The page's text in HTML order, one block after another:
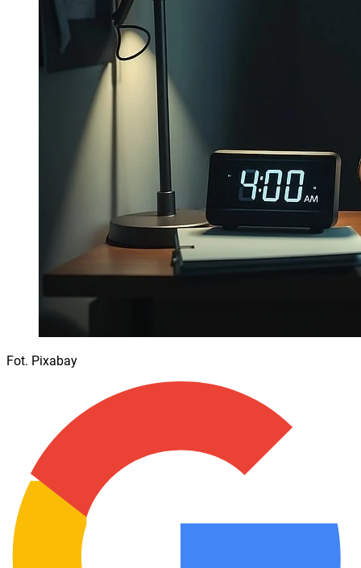
Fot. Pixabay